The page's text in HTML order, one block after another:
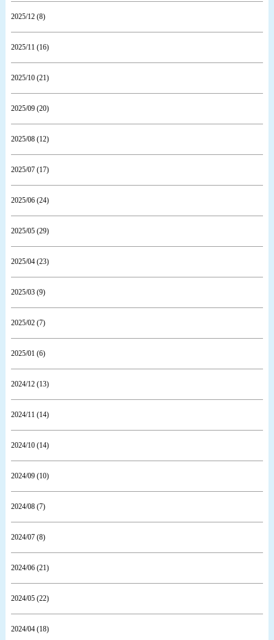
2025/12 (8)
2025/11 (16)
2025/10 (21)
2025/09 (20)
2025/08 (12)
2025/07 (17)
2025/06 (24)
2025/05 (29)
2025/04 (23)
2025/03 (9)
2025/02 (7)
2025/01 (6)
2024/12 (13)
2024/11 (14)
2024/10 (14)
2024/09 (10)
2024/08 (7)
2024/07 (8)
2024/06 (21)
2024/05 (22)
2024/04 (18)